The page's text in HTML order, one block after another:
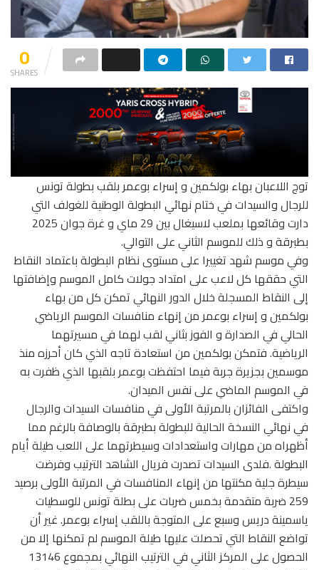
0
SHARES
توج اللاعبان بهاء بولكمين و إسراء بوعمر بلقب بطولة تونس
للرجال والسيدات في ختام نهائي البطولة الوطنية للغولف التي
دارت وقائعها بملعب لاسيغال بين 29 ماي و غرة جوان 2025
بطبرقة و ذلك للموسم الثاني على التوالي.
وفي موسم شهد تغييرا على مستوى نظام البطولة باعتماد النقاط
التي حققها كل لاعب على امتداد جولات كامل الموسم وإضافتها
إلى النقاط المسجلة خلال الدور النهائي تمكن كل من بهاء
بولكمين و إسراء بوعمر من إنهاء منافسات الموسم الرياضي
الحالي في الصدارة و الفوز بثاني لقب لهما في مسيرتهما
الرياضية. فتمكن بولكمين من استعادة تاجه الذي كان أحرزه منذ
موسمين بجزيرة جربة فيما احتفظت بوعمر بلقبها الذي ظفرت به
في الموسم الماضي على نفس الميدان.
واكتفى الفائزان بالمرتبة الأولى في منافسات السيدات والرجال
في نهائي النسخة الحالية للبطولة بطبرقة بالوصافة بالرغم مما
أظهراه من مهارات واستعدادات وسيطرتهما على اللعب طيلة أيام
البطولة .فلدى السيدات تصدرت فريال الشاهد الترتيب وفرضت
سيطرة جلية مكنتها من إنهاء المنافسات في المرتبة الأولى برصيد
259 ضربة متقدمة بخمس ضربات على بطلة تونس للوسطيات
ياسمينة دريس وسبع على المتوجة باللقب إسراء بوعمر. غير أن
تواضع النقاط التي تحصلت عليها طيلة الموسم لم تمكنها إلا من
الحصول على المركز الثاني في الترتيب النهائي بمجموع 13146